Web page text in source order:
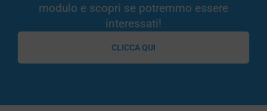
modulo e scopri se potremmo essere
interessati!
CLICCA QUI